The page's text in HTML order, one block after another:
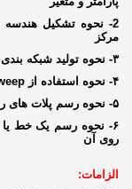
2- نحوه تشکیل هندسه
مرکز
۳- نحوه تولید شبکه بندی با تعیین اندازه المان ها
۴- نحوه استفاده از
۵- نحوه رسم پلات های رنگی دو بعدی و نمودارها در
۶- نحوه رسم یک خط
روی آن
الزامات: